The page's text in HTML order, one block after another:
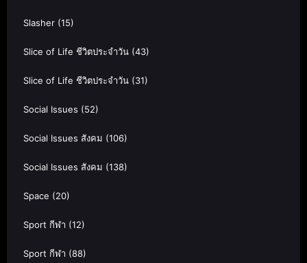
Slasher (15)
Slice of Life ชีวิตประจำวัน (43)
Slice of Life ชีวิตประจำวัน (31)
Social Issues (52)
Social Issues สังคม (106)
Social Issues สังคม (138)
Space (20)
Sport กีฬา (12)
Sport กีฬา (88)